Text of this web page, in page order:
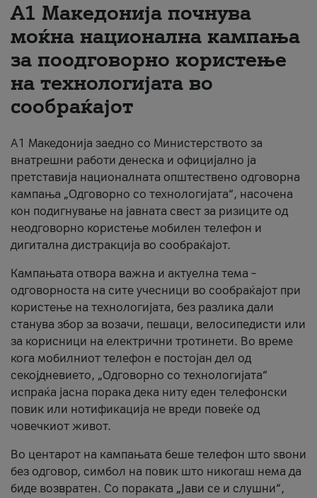
#ПодобарОнлајн
A1 Македонија почнува
моќна национална кампања
за поодговорно користење
на технологијата во
сообраќајот
A1 Македонија заедно со Министерството за
внатрешни работи денеска и официјално ја
претставија националната општествено одговорна
кампања „Одговорно со технологијата“, насочена
кон подигнување на јавната свест за ризиците од
неодговорно користење мобилен телефон и
дигитална дистракција во сообраќајот.
Кампањата отвора важна и актуелна тема –
одговорноста на сите учесници во сообраќајот при
користење на технологијата, без разлика дали
станува збор за возачи, пешаци, велосипедисти или
за корисници на електрични тротинети. Во време
кога мобилниот телефон е постојан дел од
секојдневието, „Одговорно со технологијата“
испраќа јасна порака дека ниту еден телефонски
повик или нотификација не вреди повеќе од
човечкиот живот.
Во центарот на кампањата беше телефон што ѕвони
без одговор, симбол на повик што никогаш нема да
биде возвратен. Со пораката „Јави се и слушни“,